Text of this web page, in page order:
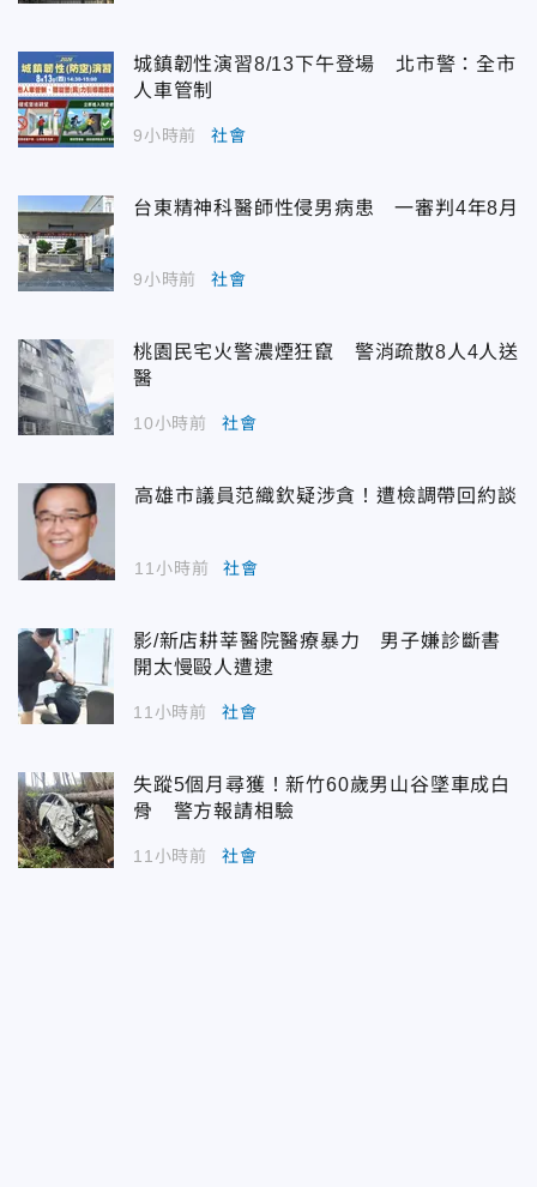
城鎮韌性演習8/13下午登場 北市警：全市
人車管制
9小時前 社會
台東精神科醫師性侵男病患 一審判4年8月
9小時前 社會
桃園民宅火警濃煙狂竄 警消疏散8人4人送
醫
10小時前 社會
高雄市議員范織欽疑涉貪！遭檢調帶回約談
11小時前 社會
影/新店耕莘醫院醫療暴力 男子嫌診斷書
開太慢毆人遭逮
11小時前 社會
失蹤5個月尋獲！新竹60歲男山谷墜車成白
骨 警方報請相驗
11小時前 社會